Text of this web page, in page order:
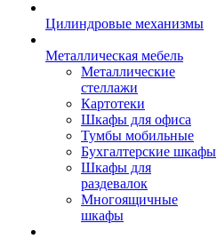
Цилиндровые механизмы
Металлическая мебель
Металлические
стеллажи
Картотеки
Шкафы для офиса
Тумбы мобильные
Бухгалтерские шкафы
Шкафы для
раздевалок
Многоящичные
шкафы